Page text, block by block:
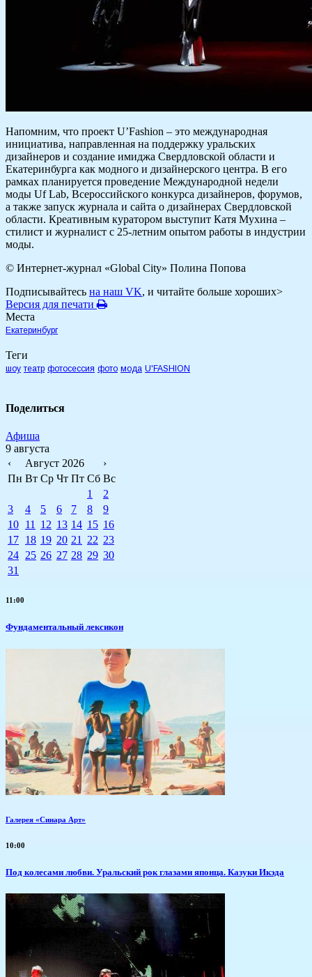
Напомним, что проект U’Fashion – это международная
инициатива, направленная на поддержку уральских
дизайнеров и создание имиджа Свердловской области и
Екатеринбурга как модного и дизайнерского центра. В его
рамках планируется проведение Международной недели
моды Uf Lab, Всероссийского конкурса дизайнеров, форумов,
а также запуск журнала и сайта о дизайнерах Свердловской
области. Креативным куратором выступит Катя Мухина –
стилист и журналист с 25-летним опытом работы в индустрии
моды.
© Интернет-журнал «Global City» Полина Попова
Подписывайтесь на наш VK, и читайте больше хороших>
Версия для печати
Места
Екатеринбург
Теги
шоу театр фотосессия фото мода U'FASHION
Поделиться
Афиша
9 августа
‹
Август 2026
›
Пн Вт Ср Чт Пт Сб Вс
1
2
3
4 5 6 7 8
9
10 11 12 13 14 15 16
17 18 19 20 21 22 23
24 25 26 27 28 29 30
31
11:00
Фундаментальный лексикон
Галерея «Синара Арт»
10:00
Под колесами любви. Уральский рок глазами японца. Казуки Икэда